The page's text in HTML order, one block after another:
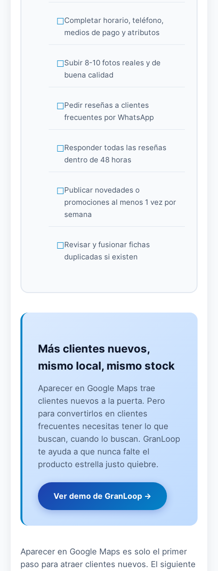
Completar horario, teléfono,
medios de pago y atributos
Subir 8-10 fotos reales y de
buena calidad
Pedir reseñas a clientes
frecuentes por WhatsApp
Responder todas las reseñas
dentro de 48 horas
Publicar novedades o
promociones al menos 1 vez por
semana
Revisar y fusionar fichas
duplicadas si existen
Más clientes nuevos,
mismo local, mismo stock
Aparecer en Google Maps trae
clientes nuevos a la puerta. Pero
para convertirlos en clientes
frecuentes necesitas tener lo que
buscan, cuando lo buscan. GranLoop
te ayuda a que nunca falte el
producto estrella justo quiebre.
Ver demo de GranLoop →
Aparecer en Google Maps es solo el primer
paso para atraer clientes nuevos. El siguiente